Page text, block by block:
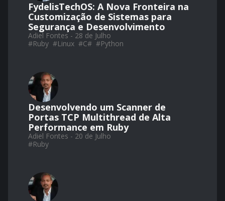
FydelisTechOS: A Nova Fronteira na
Customização de Sistemas para
Segurança e Desenvolvimento
Adiel Fontes - 28 de Julho
#Ruby #Linux #C# #Python
Desenvolvendo um Scanner de
Portas TCP Multithread de Alta
Performance em Ruby
Adiel Fontes - 20 de Julho
#Ruby